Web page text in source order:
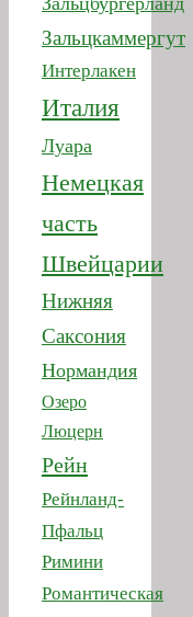
Италия
Луара
Немецкая
часть
Швейцарии
Нормандия
Озеро
Люцерн
Рейн
Рейнланд-
Пфальц
Римини
Романтическая
дорога
Саксония-
Анхальт